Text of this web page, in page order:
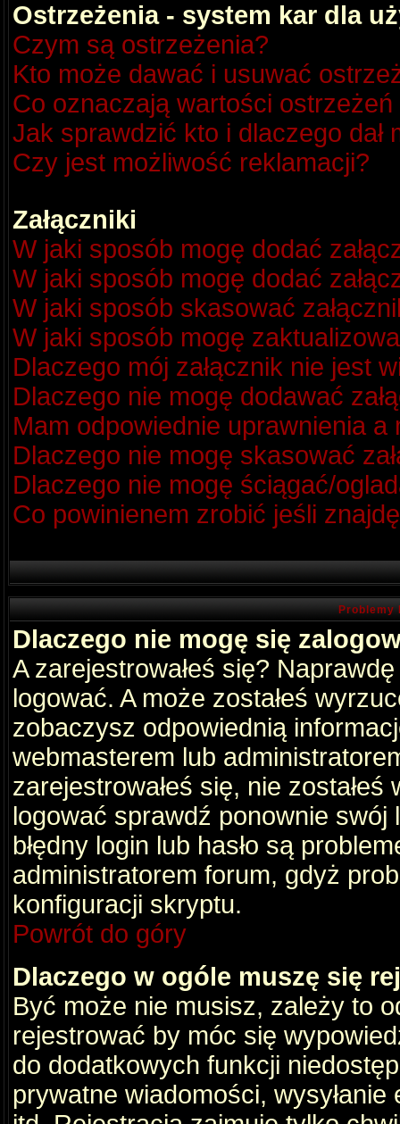
Ostrzeżenia - system kar dla
Czym są ostrzeżenia?
Kto może dawać i usuwać
Co oznaczają wartości
Jak sprawdzić kto i dlaczego dał
Czy jest możliwość reklamacji?
Załączniki
W jaki sposób mogę dodać
W jaki sposób mogę dodać
W jaki sposób skasować
W jaki sposób mogę
Dlaczego mój załącznik nie jest
Dlaczego nie mogę dodawać
Mam odpowiednie uprawnienia a
Dlaczego nie mogę skasować
Dlaczego nie mogę ściągać/
Co powinienem zrobić jeśli
Problemy
Dlaczego nie mogę się
A zarejestrowałeś się?
logować. A może zostałeś
zobaczysz odpowiednią
webmasterem lub
zarejestrowałeś się, nie
logować sprawdź ponownie swój
błędny login lub hasło są
administratorem forum, gdyż
konfiguracji skryptu.
Powrót do góry
Dlaczego w ogóle muszę się
Być może nie musisz, zależy to
rejestrować by móc się
do dodatkowych funkcji
prywatne wiadomości,